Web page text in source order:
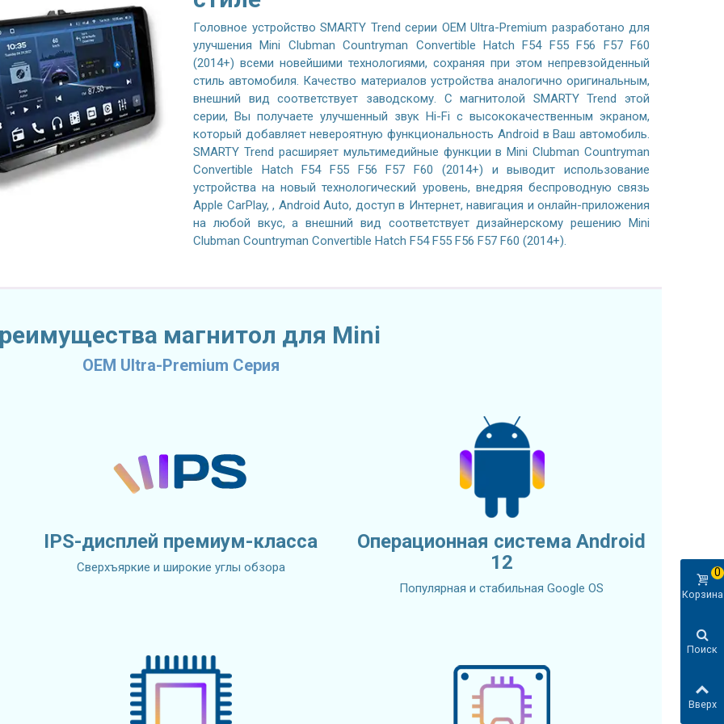
Головное устройство SMARTY Trend серии OEM Ultra-Premium разработано для
улучшения Mini Clubman Countryman Convertible Hatch F54 F55 F56 F57 F60
(2014+) всеми новейшими технологиями, сохраняя при этом непревзойденный
стиль автомобиля. Качество материалов устройства аналогично оригинальным,
внешний вид соответствует заводскому. С магнитолой SMARTY Trend этой
серии, Вы получаете улучшенный звук Hi-Fi с высококачественным экраном,
который добавляет невероятную функциональность Android в Ваш автомобиль.
SMARTY Trend расширяет мультимедийные функции в Mini Clubman Countryman
Convertible Hatch F54 F55 F56 F57 F60 (2014+) и выводит использование
устройства на новый технологический уровень, внедряя беспроводную связь
Apple CarPlay, , Android Auto, доступ в Интернет, навигация и онлайн-приложения
на любой вкус, а внешний вид соответствует дизайнерскому решению Mini
Clubman Countryman Convertible Hatch F54 F55 F56 F57 F60 (2014+).
магнитол для Mini
OEM Ultra-Premium Серия
IPS-дисплей премиум-класса
Сверхъяркие и широкие углы обзора
Операционная система Android
12
Популярная и стабильная Google OS Корзина
0
Поиск
Вверх